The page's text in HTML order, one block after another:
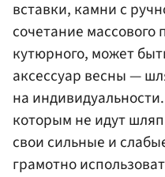
вставки, камни с
сочетание массового
кутюрного, может
аксессуар весны —
на
которым не идут
свои сильные и
грамотно